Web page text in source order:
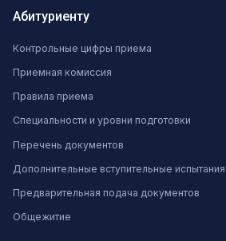
Абитуриенту
Контрольные цифры приема
Приемная комиссия
Правила приема
Специальности и уровни подготовки
Перечень документов
Дополнительные вступительные испытания
Предварительная подача документов
Общежитие